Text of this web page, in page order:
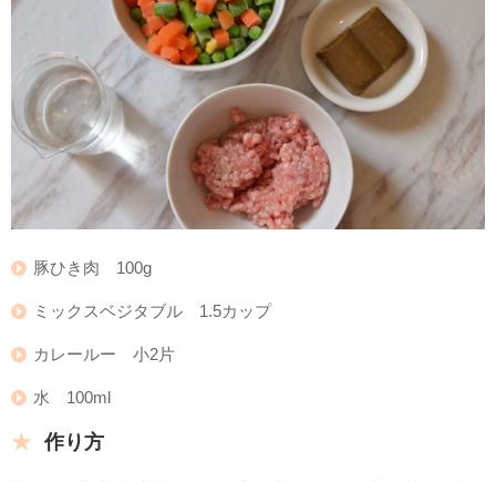
豚ひき肉 100g
ミックスベジタブル 1.5カップ
カレールー 小2片
水 100ml
作り方